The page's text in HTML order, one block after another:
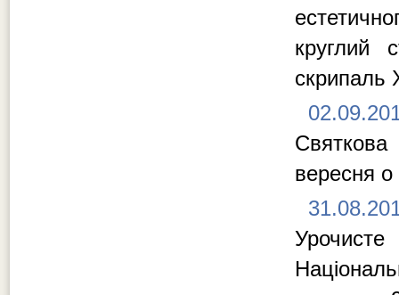
круглий
скрипаль
вересня